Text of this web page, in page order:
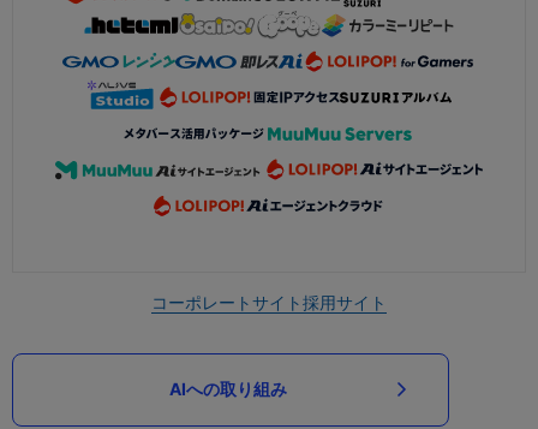
コーポレートサイト採用サイト
AIへの取り組み